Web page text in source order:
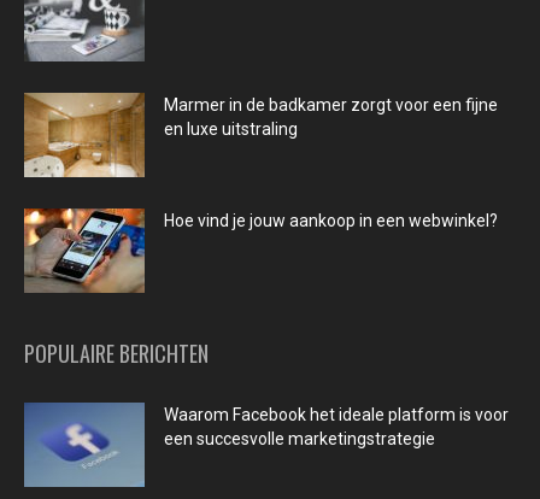
Marmer in de badkamer zorgt voor een fijne
en luxe uitstraling
Hoe vind je jouw aankoop in een webwinkel?
POPULAIRE BERICHTEN
Waarom Facebook het ideale platform is voor
een succesvolle marketingstrategie